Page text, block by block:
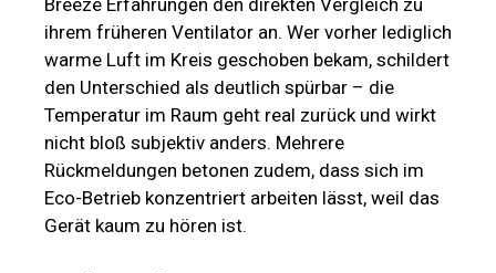
Breeze Erfahrungen den direkten Vergleich zu
ihrem früheren Ventilator an. Wer vorher lediglich
warme Luft im Kreis geschoben bekam, schildert
den Unterschied als deutlich spürbar – die
Temperatur im Raum geht real zurück und wirkt
nicht bloß subjektiv anders. Mehrere
Rückmeldungen betonen zudem, dass sich im
Eco-Betrieb konzentriert arbeiten lässt, weil das
Gerät kaum zu hören ist.